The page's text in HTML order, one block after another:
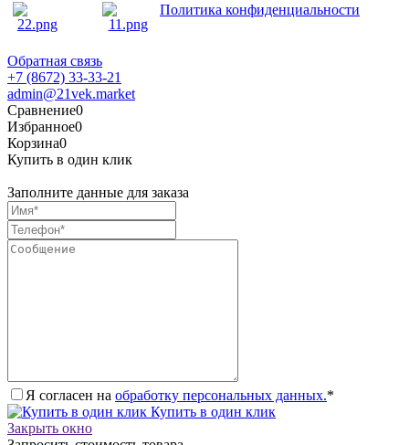
Политика конфиденциальности
Обратная связь
+7 (8672) 33-33-21
admin@21vek.market
Сравнение0
Избранное0
Корзина0
Купить в один клик
Заполните данные для заказа
Я согласен на обработку персональных данных.*
Купить в один клик
Закрыть окно